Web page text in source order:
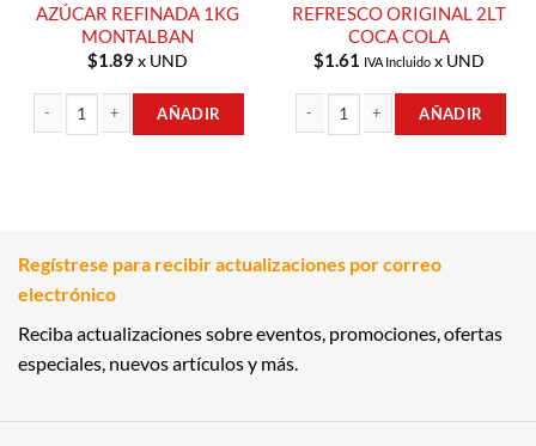
AZÚCAR REFINADA 1KG
MONTALBAN
$1.89x UND
AÑADIR
REFRESCO ORIGINAL 2LT
COCA COLA
$1.61 IVA Incluido x UND
AÑADIR
Regístrese para recibir actualizaciones por correo
electrónico
Reciba actualizaciones sobre eventos, promociones, ofertas
especiales, nuevos artículos y más.